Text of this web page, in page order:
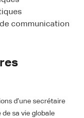
communication
d’une secrétaire
sa vie globale